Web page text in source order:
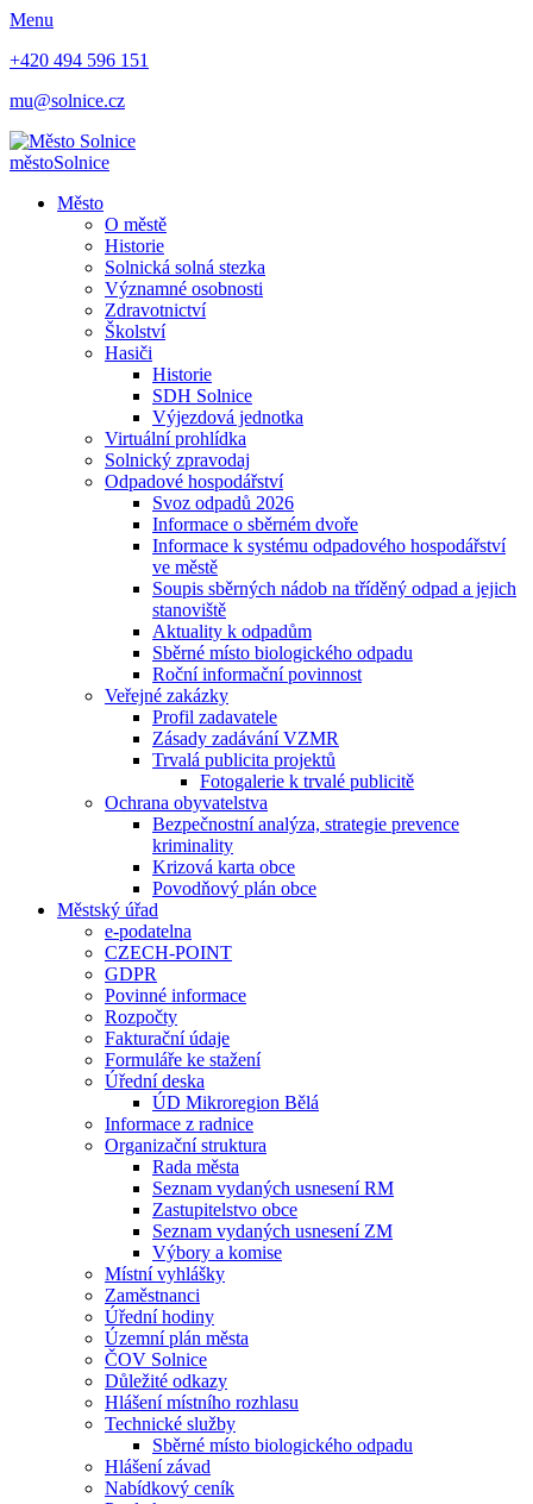
Menu
+420 494 596 151
mu@solnice.cz
městoSolnice
Město
O městě
Historie
Solnická solná stezka
Významné osobnosti
Zdravotnictví
Školství
Hasiči
Historie
SDH Solnice
Výjezdová jednotka
Virtuální prohlídka
Solnický zpravodaj
Odpadové hospodářství
Svoz odpadů 2026
Informace o sběrném dvoře
Informace k systému odpadového hospodářství
ve městě
Soupis sběrných nádob na tříděný odpad a jejich
stanoviště
Aktuality k odpadům
Sběrné místo biologického odpadu
Roční informační povinnost
Veřejné zakázky
Profil zadavatele
Zásady zadávání VZMR
Trvalá publicita projektů
Fotogalerie k trvalé publicitě
Ochrana obyvatelstva
Bezpečnostní analýza, strategie prevence
kriminality
Krizová karta obce
Povodňový plán obce
Městský úřad
e-podatelna
CZECH-POINT
GDPR
Povinné informace
Rozpočty
Fakturační údaje
Formuláře ke stažení
Úřední deska
ÚD Mikroregion Bělá
Informace z radnice
Organizační struktura
Rada města
Seznam vydaných usnesení RM
Zastupitelstvo obce
Seznam vydaných usnesení ZM
Výbory a komise
Místní vyhlášky
Zaměstnanci
Úřední hodiny
Územní plán města
ČOV Solnice
Důležité odkazy
Hlášení místního rozhlasu
Technické služby
Sběrné místo biologického odpadu
Hlášení závad
Nabídkový ceník